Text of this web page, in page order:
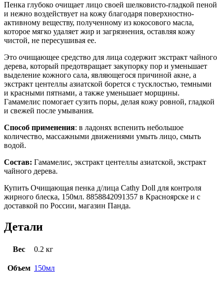
Пенка глубоко очищает лицо своей шелковисто-гладкой пеной
и нежно воздействует на кожу благодаря поверхностно-
активному веществу, полученному из кокосового масла,
которое мягко удаляет жир и загрязнения, оставляя кожу
чистой, не пересушивая ее.
Это очищающее средство для лица содержит экстракт чайного
дерева, который предотвращает закупорку пор и уменьшает
выделение кожного сала, являющегося причиной акне, а
экстракт центеллы азиатской борется с тусклостью, темными
и красными пятнами, а также уменьшает морщины.
Гамамелис помогает сузить поры, делая кожу ровной, гладкой
и свежей после умывания.
Способ применения: в ладонях вспенить небольшое
количество, массажными движениями умыть лицо, смыть
водой.
Состав: Гамамелис, экстракт центеллы азиатской, экстракт
чайного дерева.
Купить Очищающая пенка д/лица Cathy Doll для контроля
жирного блеска, 150мл. 8858842091357 в Красноярске и с
доставкой по России, магазин Панда.
Детали
Вес 0.2 кг
Объем 150мл